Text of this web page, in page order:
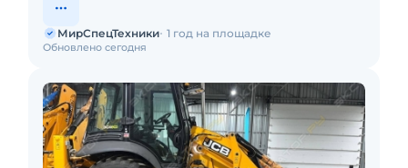
Обновлено сегодня
МирСпецТехники 1 год на площадке